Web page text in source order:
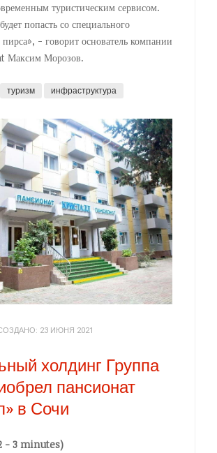
туристическим сервисом.
попасть со специального
пирса», - говорит основатель компании
Максим Морозов.
туризм инфраструктура
23 ИЮНЯ 2021
холдинг Группа
пансионат
в Сочи
- 3 minutes)